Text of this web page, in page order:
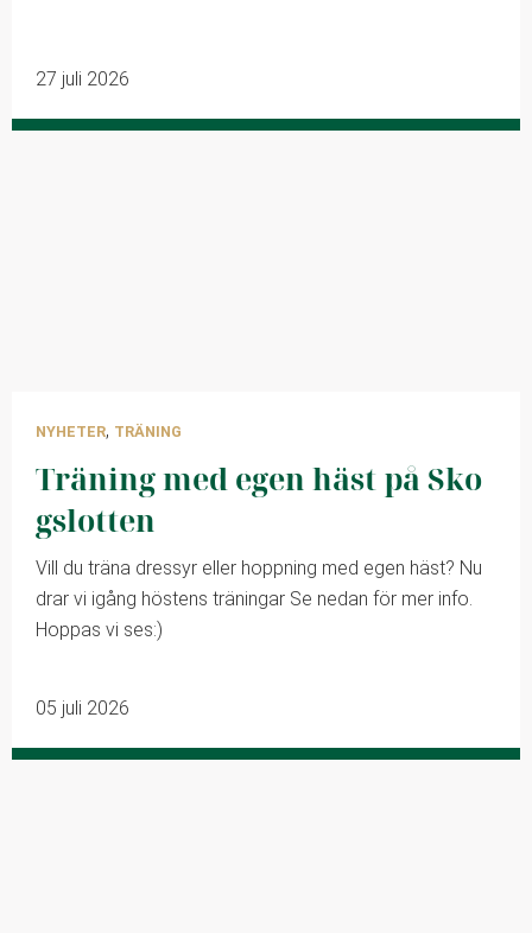
27 juli 2026
NYHETER, TRÄNING
Träning med egen häst på Sko
gslotten
Vill du träna dressyr eller hoppning med egen häst? Nu
drar vi igång höstens träningar Se nedan för mer info.
Hoppas vi ses:)
05 juli 2026